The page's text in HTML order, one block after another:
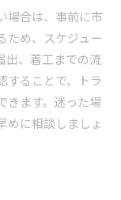
場合は、事前に市
ため、スケジュー
出、着工までの流
することで、トラ
きます。迷った場
めに相談しましょ